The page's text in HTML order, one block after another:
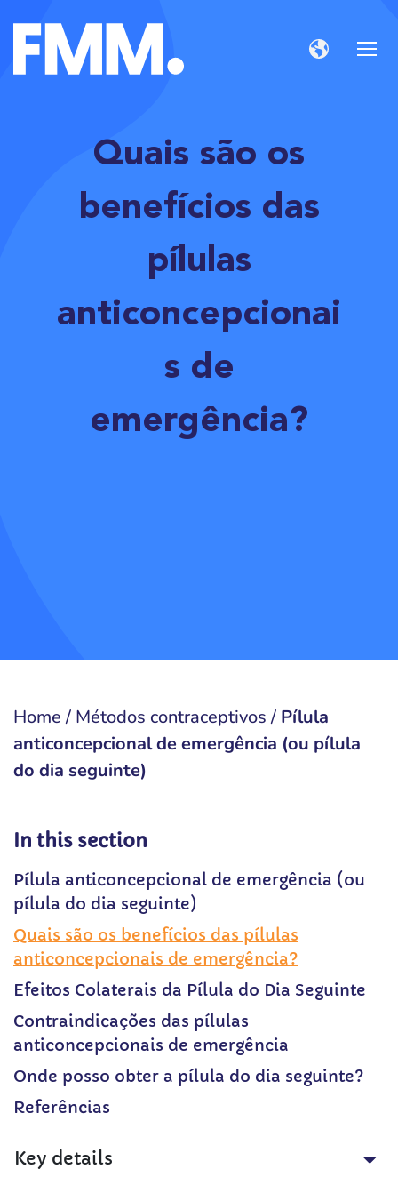
Quais são os
benefícios das
pílulas
anticoncepcionai
s de
emergência?
Home/ Métodos contraceptivos/ Pílula
anticoncepcional de emergência (ou pílula
do dia seguinte)
In this section
Pílula anticoncepcional de emergência (ou
pílula do dia seguinte)
Quais são os benefícios das pílulas
anticoncepcionais de emergência?
Efeitos Colaterais da Pílula do Dia Seguinte
Contraindicações das pílulas
anticoncepcionais de emergência
Onde posso obter a pílula do dia seguinte?
Referências
Key details